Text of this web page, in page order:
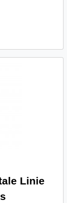
Linie